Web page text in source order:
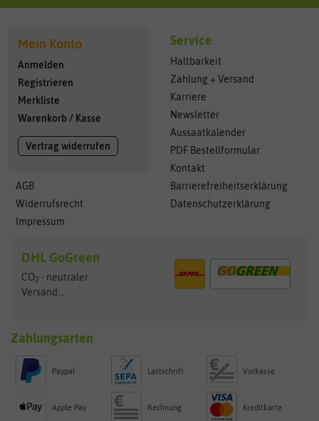
Mein Konto
Anmelden
Registrieren
Merkliste
Warenkorb / Kasse
Vertrag widerrufen
AGB
Widerrufsrecht
Impressum
Service
Haltbarkeit
Zahlung + Versand
Karriere
Newsletter
Aussaatkalender
PDF Bestellformular
Kontakt
Barrierefreiheitserklärung
Datenschutzerklärung
DHL GoGreen
CO2 - neutraler
Versand...
Zahlungsarten
Paypal Lastschrift Vorkasse
Apple Pay Rechnung Kreditkarte